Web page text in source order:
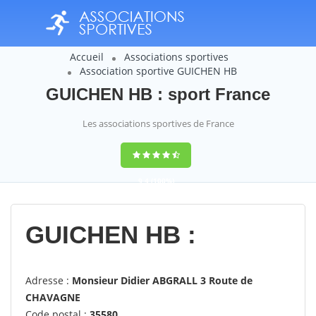
Accueil
Associations sportives
Association sportive GUICHEN HB
GUICHEN HB : sport France
Les associations sportives de France
9,4(100%)
14358votes
GUICHEN HB :
Adresse : Monsieur Didier ABGRALL 3 Route de
CHAVAGNE